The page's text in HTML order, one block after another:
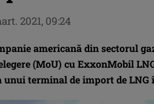
americană din sectorul
(MoU) cu ExxonMobil
unui terminal de import de
2021, 09:24